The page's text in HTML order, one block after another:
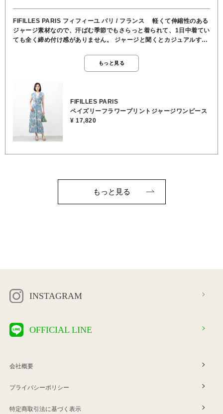
FIFILLES PARIS フィフィーユ パリ / フランス 軽くて伸縮性のある
ジャージ素材なので、汗ばむ季節でもさらっと着られて、1日中着てい
ても全く締め付け感がありません。 ジャージと聞くとカジュアルすぎ
が、ウエスト位置を高く見せてくれて、お腹まわりを自然にカバーし
け着としても大活躍します。 シワにもなりにくいので、旅行のパッキ
ングにもおすすめです。 キレイめに見せたいけれど、暑い日は窮屈な
服を着たくない…そんな大人のワガママを叶えます。 ★着丈 120cm
★身幅 47cm ●お洗濯可能 ●裏地/インナー なし ●ウエスト ゴムなし ●
ポケット なし ●お洗濯可能 ●ポリエステル95％, ポリウレタン5％
もっと見る
FIFILLES PARIS
ペイズリーフラワープリントジャージワンピース
¥ 17,820
もっと見る
INSTAGRAM
OFFICIAL LINE
会社概要
プライバシーポリシー
特定商取引法に基づく表示